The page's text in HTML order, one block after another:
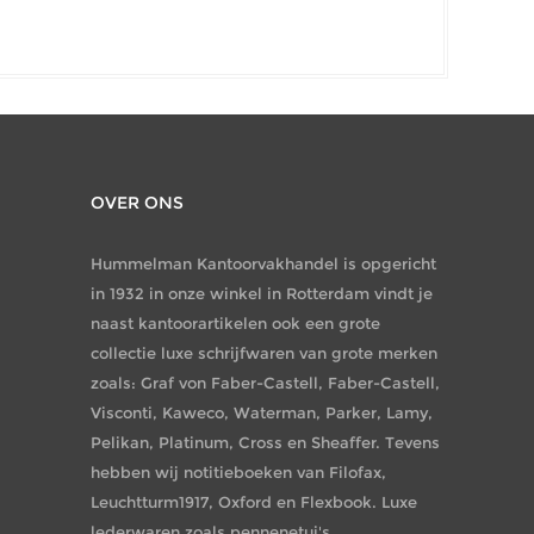
OVER ONS
Hummelman Kantoorvakhandel is opgericht
in 1932 in onze winkel in Rotterdam vindt je
naast kantoorartikelen ook een grote
collectie luxe schrijfwaren van grote merken
zoals: Graf von Faber-Castell, Faber-Castell,
Visconti, Kaweco, Waterman, Parker, Lamy,
Pelikan, Platinum, Cross en Sheaffer. Tevens
hebben wij notitieboeken van Filofax,
Leuchtturm1917, Oxford en Flexbook. Luxe